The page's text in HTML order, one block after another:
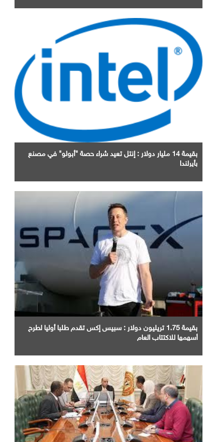
بقيمة 14 مليار دولار : إنتل تعيد شراء حصة "أبولو" في مصنع
بأيرلندا
بقيمة 1.75 تريليون دولار : سبيس إكس تقدم طلبا أوليا لطرح
أسهمها للاكتتاب العام